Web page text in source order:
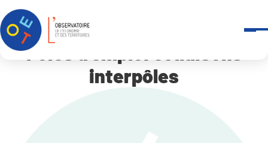
Accueil Pôles d’emploi et liaisons interpôles
Pôles d'emploi et liaisons
interpôles